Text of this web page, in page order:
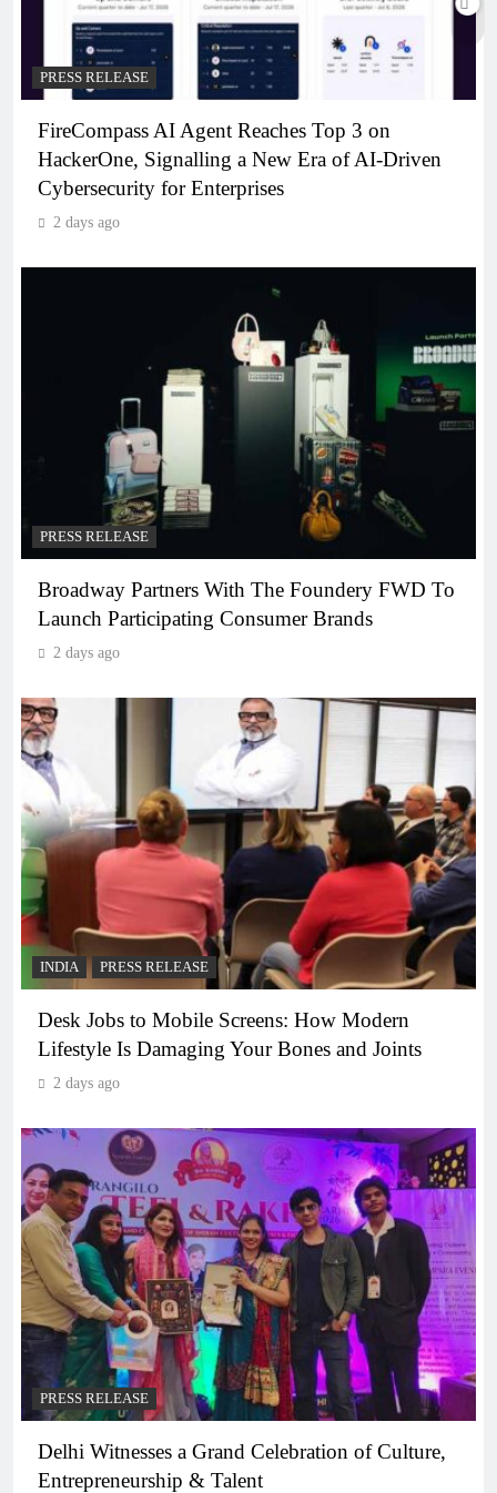
PRESS RELEASE
FireCompass AI Agent Reaches Top 3 on
HackerOne, Signalling a New Era of AI-Driven
Cybersecurity for Enterprises
2 days ago
PRESS RELEASE
Broadway Partners With The Foundery FWD To
Launch Participating Consumer Brands
2 days ago
INDIA PRESS RELEASE
Desk Jobs to Mobile Screens: How Modern
Lifestyle Is Damaging Your Bones and Joints
2 days ago
PRESS RELEASE
Delhi Witnesses a Grand Celebration of Culture,
Entrepreneurship & Talent